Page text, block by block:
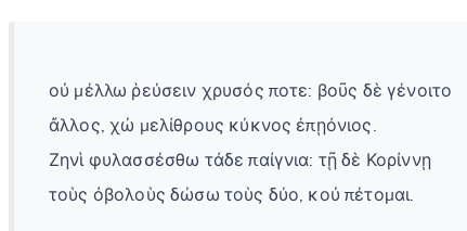
οὐ μέλλω ῥεύσειν χρυσός ποτε: βοῦς δὲ γένοιτο
ἄλλος, χὠ μελίθρους κύκνος ἐπῃόνιος.
Ζηνὶ φυλασσέσθω τάδε παίγνια: τῇ δὲ Κορίννῃ
τοὺς ὀβολοὺς δώσω τοὺς δύο, κοὐ πέτομαι.